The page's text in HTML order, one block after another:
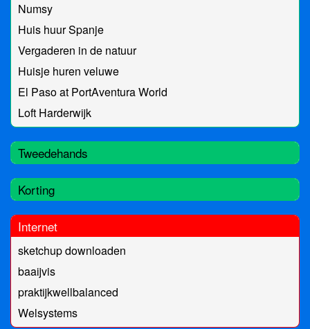
Numsy
Huis huur Spanje
Vergaderen in de natuur
Huisje huren veluwe
El Paso at PortAventura World
Loft Harderwijk
Tweedehands
Korting
Internet
sketchup downloaden
baaijvis
praktijkwellbalanced
Welsystems